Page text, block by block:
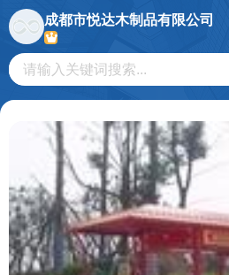
成都市悦达木制品有限公司